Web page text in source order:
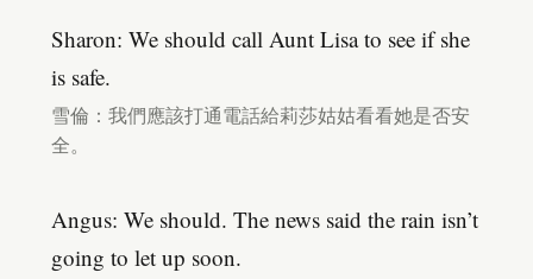
Sharon: We should call Aunt Lisa to see if she
is safe.
雪倫：我們應該打通電話給莉莎姑姑看看她是否安
全。
Angus: We should. The news said the rain isn’t
going to let up soon.